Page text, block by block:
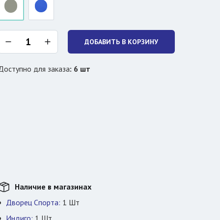
ДОБАВИТЬ В КОРЗИНУ
для заказа: 6 шт
Наличие в магазинах
Дворец Спорта: 1 Шт
Индиго: 1 Шт